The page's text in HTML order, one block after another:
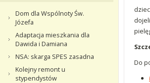
Dom dla Wspólnoty Św.
Józefa
Adaptacja mieszkania dla
Dawida i Damiana
NSA: skarga SPES zasadna
Kolejny remont u
stypendystów
Do